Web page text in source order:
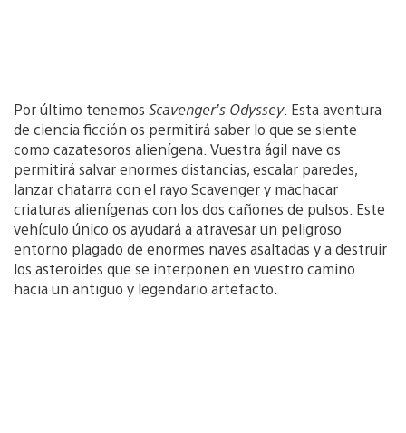
Por último tenemos Scavenger’s Odyssey. Esta aventura
de ciencia ficción os permitirá saber lo que se siente
como cazatesoros alienígena. Vuestra ágil nave os
permitirá salvar enormes distancias, escalar paredes,
lanzar chatarra con el rayo Scavenger y machacar
criaturas alienígenas con los dos cañones de pulsos. Este
vehículo único os ayudará a atravesar un peligroso
entorno plagado de enormes naves asaltadas y a destruir
los asteroides que se interponen en vuestro camino
hacia un antiguo y legendario artefacto.